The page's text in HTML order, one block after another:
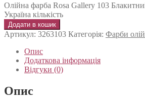
Олійна фарба Rosa Gallery 103
Україна кількість
Додати в кошик
Артикул: 3263103 Категорія: Фарби
Опис
Додаткова інформація
Відгуки (0)
Опис